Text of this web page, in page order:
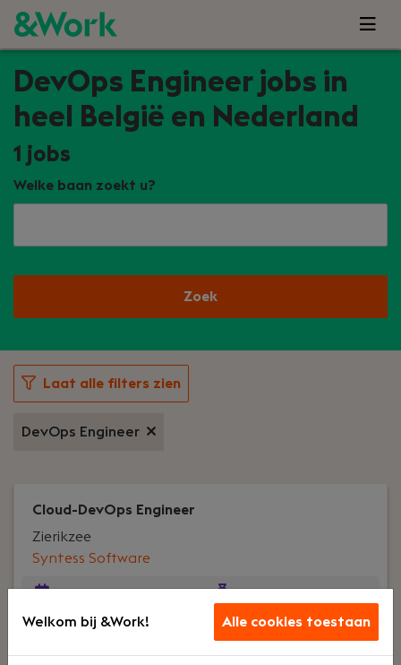
DevOps Engineer jobs in
heel België en Nederland
1 jobs
Welke baan zoekt u?
Zoek
Laat alle filters zien
DevOps Engineer
Cloud-DevOps Engineer
Syntess Software
Zierikzee
€ 3742 - €
6147
Welkom bij &Work! Alle cookies toestaan